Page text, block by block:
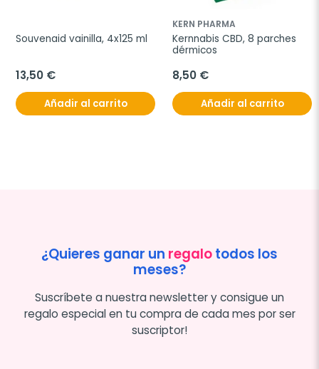
Souvenaid vainilla, 4x125 ml
13,50 €
Añadir al carrito
KERN PHARMA
Kernnabis CBD, 8 parches
dérmicos
8,50 €
Añadir al carrito
¿Quieres ganar un regalotodos los
meses?
Suscríbete a nuestra newsletter y consigue un
regalo especial en tu compra de cada mes por ser
suscriptor!